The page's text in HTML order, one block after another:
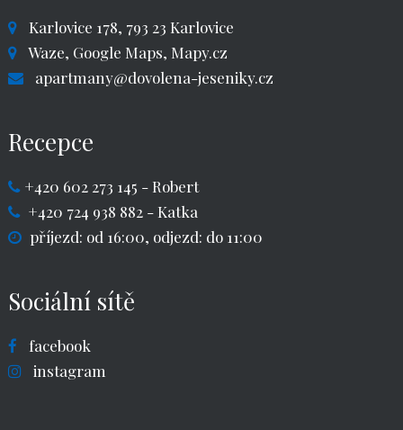
Karlovice 178, 793 23 Karlovice
Waze, Google Maps, Mapy.cz
apartmany@dovolena-jeseniky.cz
Recepce
+420 602 273 145 - Robert
+420 724 938 882 - Katka
příjezd: od 16:00, odjezd: do 11:00
Sociální sítě
facebook
instagram